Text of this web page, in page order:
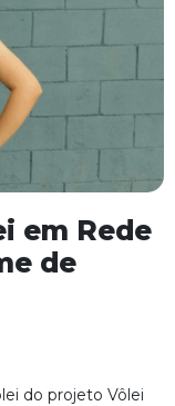
em Rede
de
do projeto Vôlei